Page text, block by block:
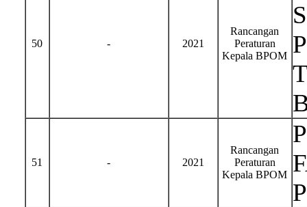
50 - 2021
Rancangan
Peraturan
Kepala BPOM
51 - 2021
Rancangan
Peraturan
Kepala BPOM